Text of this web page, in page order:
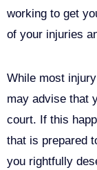
working to get
of your injuries
While most
may advise that
court. If this
that is prepared
you rightfully